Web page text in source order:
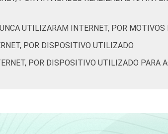
72 56
UTILIZARAM INTERNET, POR
POR DISPOSITIVO UTILIZADO
POR DISPOSITIVO UTILIZADO PARA